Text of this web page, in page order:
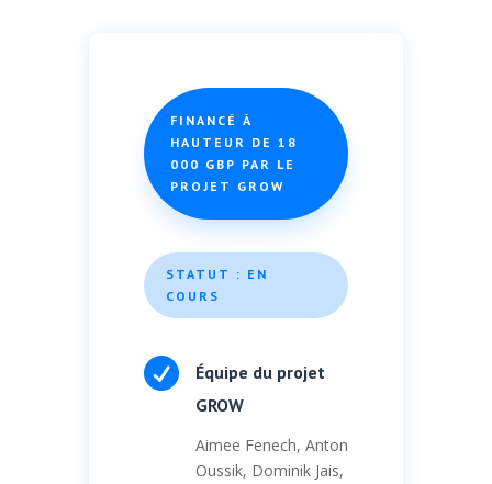
FINANCÉ À
HAUTEUR DE 18
000 GBP PAR LE
PROJET GROW
STATUT : EN
COURS

Équipe du projet
GROW
Aimee Fenech, Anton
Oussik, Dominik Jais,